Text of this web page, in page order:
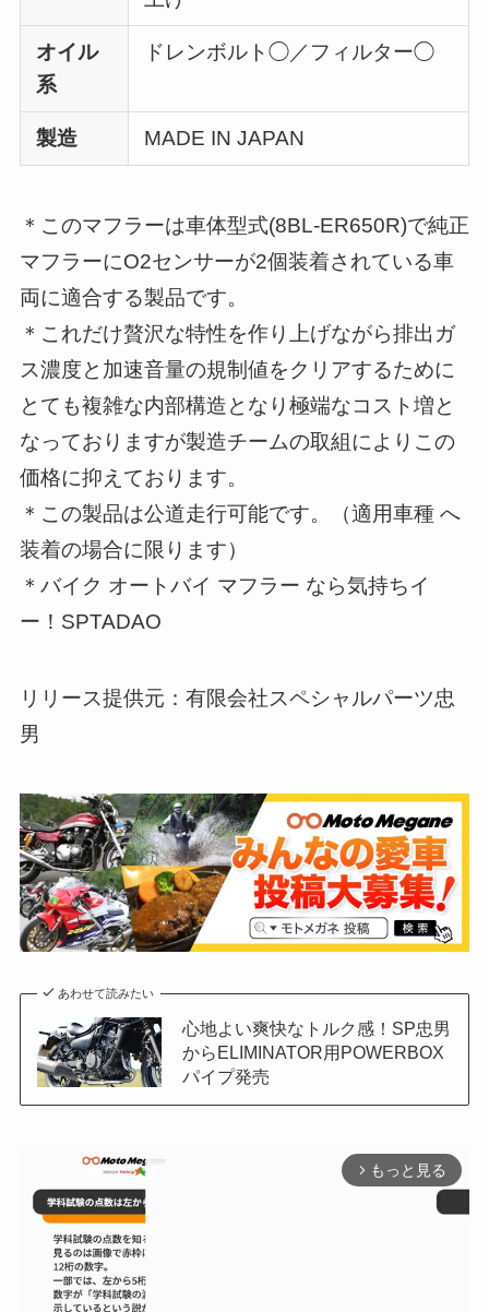
オイル
系
ドレンボルト◯／フィルター◯
製造 MADE IN JAPAN
＊このマフラーは車体型式(8BL-ER650R)で純正
マフラーにO2センサーが2個装着されている車
両に適合する製品です。
＊これだけ贅沢な特性を作り上げながら排出ガ
ス濃度と加速音量の規制値をクリアするために
とても複雑な内部構造となり極端なコスト増と
なっておりますが製造チームの取組によりこの
価格に抑えております。
＊この製品は公道走行可能です。（適用車種 へ
装着の場合に限ります）
＊バイク オートバイ マフラー なら気持ちイ
ー！SPTADAO
リリース提供元：有限会社スペシャルパーツ忠
男
あわせて読みたい
心地よい爽快なトルク感！SP忠男
からELIMINATOR用POWERBOX
パイプ発売
arrow_forward_ios もっと見る